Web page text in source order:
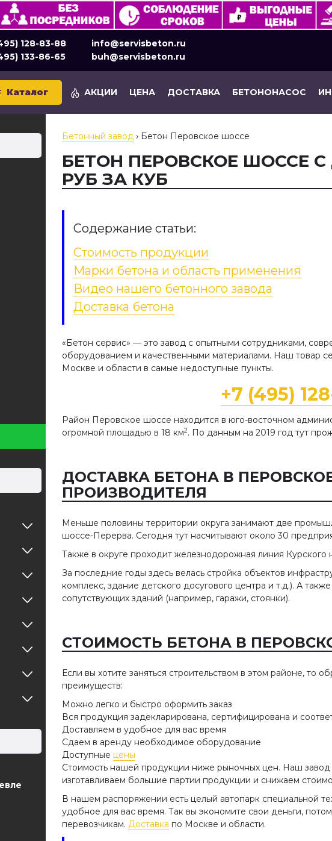
128-83-88
133-86-65
info@servisbeton.ru
buh@servisbeton.ru
Каталог АКЦИИ ЦЕНА ДОСТАВКА БЕТОНОНАСОС
Бетонный завод › Бетон Перовское шоссе
БЕТОН ПЕРОВСКОЕ ШОССЕ С
РУБ ЗА КУБ
Содержание статьи:
Стоимость продукции
Марки бетона и область применения
Видео нашего бетонного завода
Доставка бетона
«Бетон сервис» — это завод с опытными сотрудниками,
оборудованием и качественными материалами. Наш товар
Москве и области в самые недоступные пункты.
+7 (495)
Район Перовское шоссе находится в юго-восточном
огромной площадью в 18 км2. По данным на 2019 год тут
ДОСТАВКА БЕТОНА В
ПРОИЗВОДИТЕЛЯ
Меньше половины территории округа занимают две
шоссе-Перерва. Сегодня тут насчитывают около 30
Также в округе проходит железнодорожная линия Курского
За последние годы здесь велась стройка объектов
комплекс, здание детского досугового центра и т.д.). А
сопутствующих зданий (например, гаражи, стоянки).
СТОИМОСТЬ БЕТОНА В
Если вы хотите заняться строительством в этом районе, то
преимуществ:
Можно легко и быстро оформить заказ
Вся продукция задекларирована, сертифицирована и
Доставляем в удобное для вас время
Сдаем в аренду необходимое оборудование
Доступные цены
Стоимость нашей продукции ниже рыночных цен. Наш
изготавливаем большие партии продукции и снижаем
В нашем распоряжении есть целый автопарк специальной
удобное для вас время. Так вы экономите свои деньги,
перевозчикам. Доставка по Москве и области.